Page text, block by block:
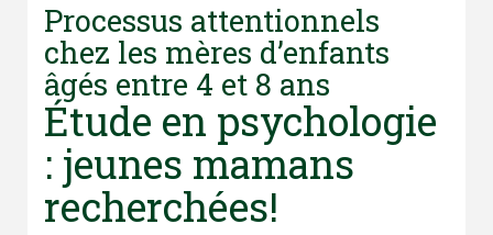
Processus attentionnels
chez les mères d’enfants
âgés entre 4 et 8 ans
Étude en psychologie
: jeunes mamans
recherchées!